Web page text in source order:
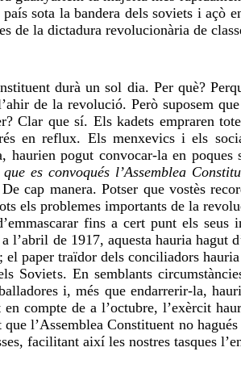
sota la bandera dels soviets i açò
de la dictadura revolucionària de
durà un sol dia. Per què?
de la revolució. Però suposem
Clar que sí. Els kadets empraren
en reflux. Els menxevics i els
haurien pogut convocar-la en
es convoqués l’Assemblea
cap manera. Potser que vostès
els problemes importants de la
fins a cert punt els
l’abril de 1917, aquesta hauria hagut
el paper traïdor dels conciliadors
Soviets. En semblants
i, més que endarrerir-la,
compte de a l’octubre, l’exèrcit
l’Assemblea Constituent no
facilitant així les nostres tasques